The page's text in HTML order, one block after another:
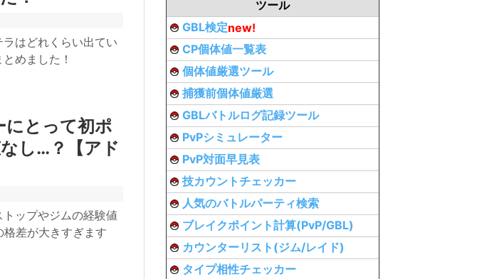
はどれくらい出てい
めました！
にとって初ポ
し…？【アド
ップやジムの経験値
差が大きすぎます
ツール
GBL検定new!
CP個体値一覧表
個体値厳選ツール
捕獲前個体値厳選
GBLバトルログ記録ツール
PvPシミュレーター
PvP対面早見表
技カウントチェッカー
人気のバトルパーティ検索
ブレイクポイント計算(PvP/GBL)
カウンターリスト(ジム/レイド)
タイプ相性チェッカー